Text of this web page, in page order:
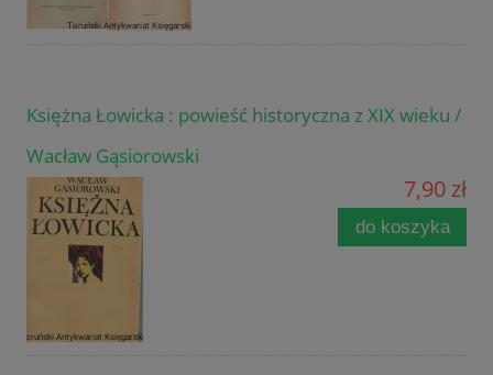
Księżna Łowicka : powieść historyczna z XIX wieku /
Wacław Gąsiorowski
7,90 zł
do koszyka